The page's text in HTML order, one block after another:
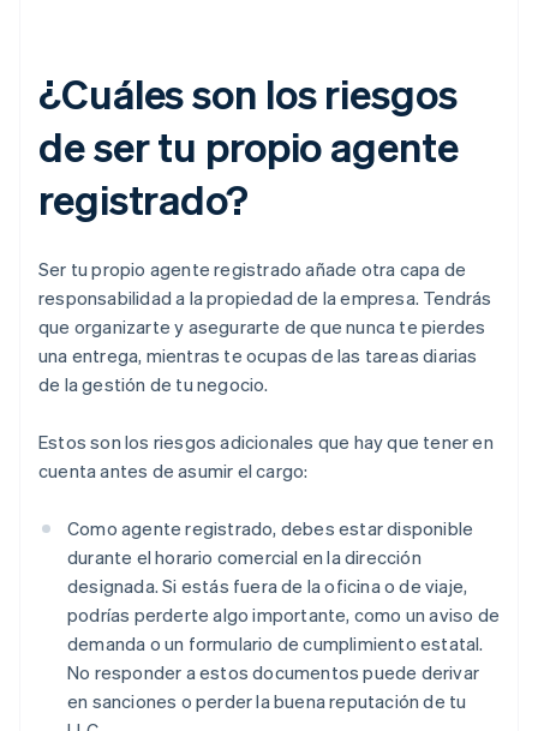
¿Cuáles son los riesgos
de ser tu propio agente
registrado?
Ser tu propio agente registrado añade otra capa de
responsabilidad a la propiedad de la empresa. Tendrás
que organizarte y asegurarte de que nunca te pierdes
una entrega, mientras te ocupas de las tareas diarias
de la gestión de tu negocio.
Estos son los riesgos adicionales que hay que tener en
cuenta antes de asumir el cargo:
Como agente registrado, debes estar disponible
durante el horario comercial en la dirección
designada. Si estás fuera de la oficina o de viaje,
podrías perderte algo importante, como un aviso de
demanda o un formulario de cumplimiento estatal.
No responder a estos documentos puede derivar
en sanciones o perder la buena reputación de tu